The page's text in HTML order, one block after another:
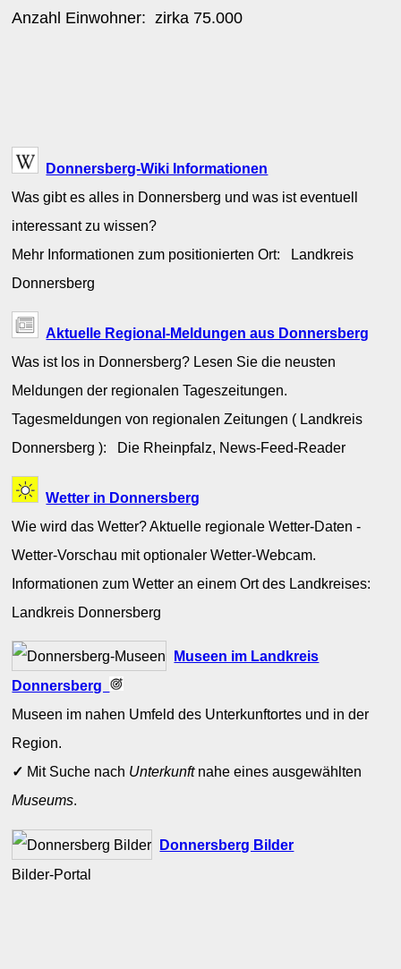
Anzahl Einwohner: zirka 75.000
Donnersberg-Wiki Informationen
Was gibt es alles in Donnersberg und was ist eventuell
interessant zu wissen?
Mehr Informationen zum positionierten Ort: Landkreis
Donnersberg
Aktuelle Regional-Meldungen aus Donnersberg
Was ist los in Donnersberg? Lesen Sie die neusten
Meldungen der regionalen Tageszeitungen.
Tagesmeldungen von regionalen Zeitungen ( Landkreis
Donnersberg ): Die Rheinpfalz, News-Feed-Reader
Wetter in Donnersberg
Wie wird das Wetter? Aktuelle regionale Wetter-Daten -
Wetter-Vorschau mit optionaler Wetter-Webcam.
Informationen zum Wetter an einem Ort des Landkreises:
Landkreis Donnersberg
Museen im Landkreis
Donnersberg
Museen im nahen Umfeld des Unterkunftortes und in der
Region.
✓ Mit Suche nach Unterkunftnahe eines ausgewählten
Museums.
Donnersberg Bilder
Bilder-Portal